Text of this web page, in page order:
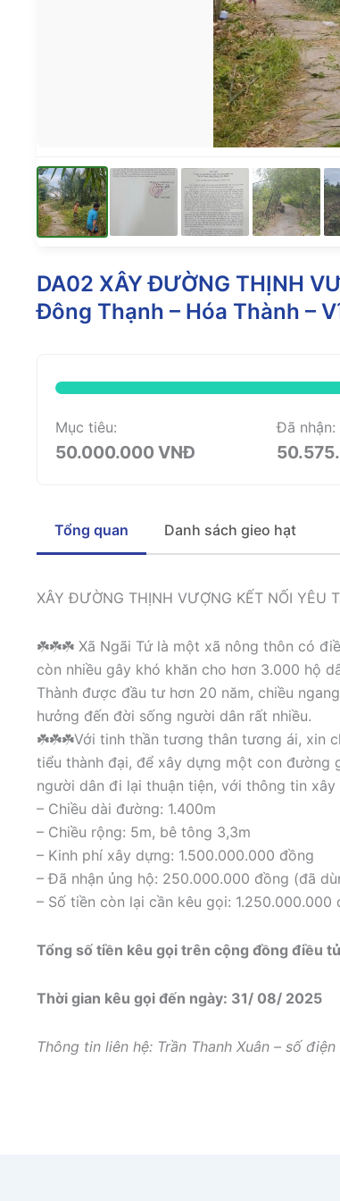
DA02 XÂY ĐƯỜNG THỊNH
Đông Thạnh – Hóa Thành –
Mục tiêu:
50.000.000 VNĐ
Đã nhận:
Tổng quan Danh sách gieo hạt
XÂY ĐƯỜNG THỊNH VƯỢNG KẾT NỐI YÊU
☘️☘️☘️ Xã Ngãi Tứ là một xã nông thôn có
còn nhiều gây khó khăn cho hơn 3.000 hộ
Thành được đầu tư hơn 20 năm, chiều
hưởng đến đời sống người dân rất nhiều.
☘️☘️☘️Với tinh thần tương thân tương ái, xin
tiểu thành đại, để xây dựng một con đường
người dân đi lại thuận tiện, với thông tin xây
– Chiều dài đường: 1.400m
– Chiều rộng: 5m, bê tông 3,3m
– Kinh phí xây dựng: 1.500.000.000 đồng
– Đã nhận ủng hộ: 250.000.000 đồng (đã
– Số tiền còn lại cần kêu gọi: 1.250.000.000
Tổng số tiền kêu gọi trên cộng đồng điều
Thời gian kêu gọi đến ngày: 31/ 08/ 2025
Thông tin liên hệ: Trần Thanh Xuân – số